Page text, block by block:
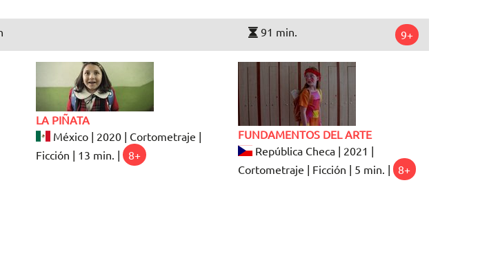
91 min. 9+
LA PIÑATA
México | 2020 | Cortometraje |
Ficción | 13 min. |
8+
FUNDAMENTOS DEL ARTE
República Checa | 2021 |
Cortometraje | Ficción | 5 min. |
8+